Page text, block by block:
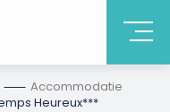
Accommodatie
Heureux***